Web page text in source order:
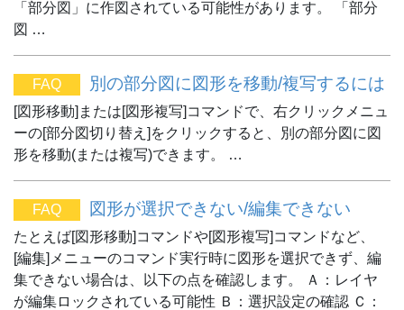
「部分図」に作図されている可能性があります。 「部分
図 …
FAQ 別の部分図に図形を移動/複写するには
[図形移動]または[図形複写]コマンドで、右クリックメニュ
ーの[部分図切り替え]をクリックすると、別の部分図に図
形を移動(または複写)できます。 …
FAQ 図形が選択できない/編集できない
たとえば[図形移動]コマンドや[図形複写]コマンドなど、
[編集]メニューのコマンド実行時に図形を選択できず、編
集できない場合は、以下の点を確認します。 Ａ：レイヤ
が編集ロックされている可能性 Ｂ：選択設定の確認 Ｃ：